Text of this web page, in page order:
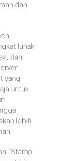
dan
lunak
dan
yang
untuk
lebih
“Stamp